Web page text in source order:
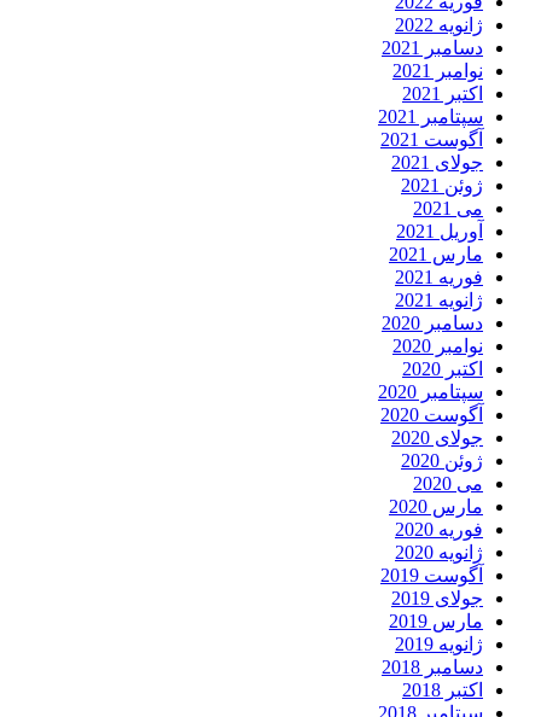
ژانویه 2022
دسامبر 2021
نوامبر 2021
اکتبر 2021
سپتامبر 2021
آگوست 2021
جولای 2021
ژوئن 2021
می 2021
آوریل 2021
مارس 2021
فوریه 2021
ژانویه 2021
دسامبر 2020
نوامبر 2020
اکتبر 2020
سپتامبر 2020
آگوست 2020
جولای 2020
ژوئن 2020
می 2020
مارس 2020
فوریه 2020
ژانویه 2020
آگوست 2019
جولای 2019
مارس 2019
ژانویه 2019
دسامبر 2018
اکتبر 2018